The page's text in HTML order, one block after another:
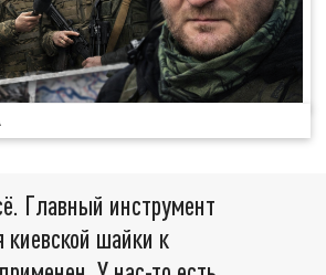
Главный инструмент
шайки к